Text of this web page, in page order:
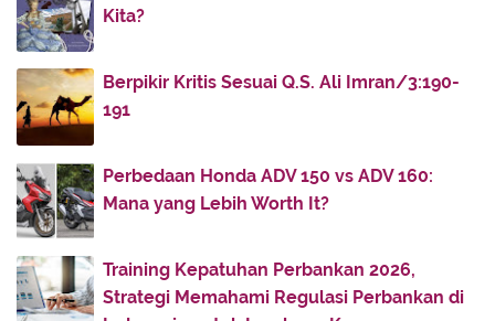
Khalifah Umar dan Keadilan
Punggung...
Aku Ingin Dicinta Seperti Sarah Mencintai Ibrahim
Alibaba dan Qasim
Perbedaan Pendapat tentang Mengucapkan
Selamat Natal
Gurau dan Canda Rasulullah SAW
AL-QAMAH DIBAKAR RASUL
Kita?
Berpikir Kritis Sesuai Q.S. Ali Imran/3:190-
191
Perbedaan Honda ADV 150 vs ADV 160:
Mana yang Lebih Worth It?
Training Kepatuhan Perbankan 2026,
Strategi Memahami Regulasi Perbankan di